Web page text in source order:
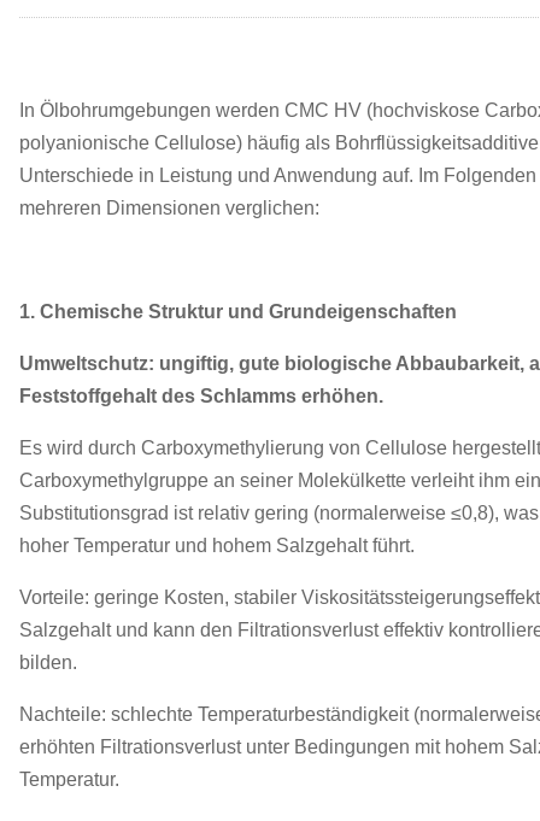
In Ölbohrumgebungen werden CMC HV (hochviskose
polyanionische Cellulose) häufig als
Unterschiede in Leistung und Anwendung auf. Im
mehreren Dimensionen verglichen:
1. Chemische Struktur und Grundeigenschaften
Umweltschutz: ungiftig, gute biologische Abbaubarkeit,
Feststoffgehalt des Schlamms erhöhen.
Es wird durch Carboxymethylierung von Cellulose
Carboxymethylgruppe an seiner Molekülkette verleiht ihm
Substitutionsgrad ist relativ gering (normalerweise ≤0,8),
hoher Temperatur und hohem Salzgehalt führt.
Vorteile: geringe Kosten, stabiler
Salzgehalt und kann den Filtrationsverlust effektiv
bilden.
Nachteile: schlechte Temperaturbeständigkeit
erhöhten Filtrationsverlust unter Bedingungen mit hohem
Temperatur.